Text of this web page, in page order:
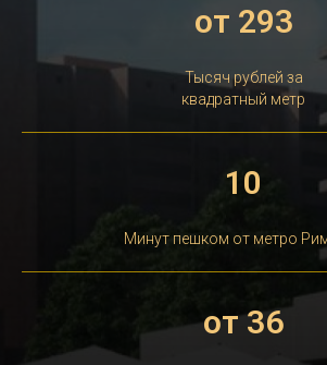
от 293
Тысяч рублей за
квадратный метр
10
Минут пешком от метро
от 36